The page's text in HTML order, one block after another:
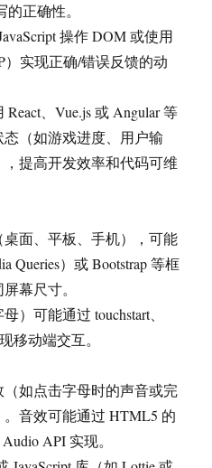
正确性。
操作 DOM 或使用
）实现正确/错误反馈的动
、Vue.js 或 Angular 等
（如游戏进度、用户输
提高开发效率和代码可维
面、平板、手机），可能
Queries）或 Bootstrap 等框
幕尺寸。
）可能通过 touchstart、
移动端交互。
如点击字母时的声音或完
音效可能通过 HTML5 的
API 实现。